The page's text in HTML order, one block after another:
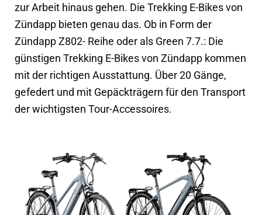
zur Arbeit hinaus gehen. Die Trekking E-Bikes von
Zündapp bieten genau das. Ob in Form der
Zündapp Z802- Reihe oder als Green 7.7.: Die
günstigen Trekking E-Bikes von Zündapp kommen
mit der richtigen Ausstattung. Über 20 Gänge,
gefedert und mit Gepäckträgern für den Transport
der wichtigsten Tour-Accessoires.